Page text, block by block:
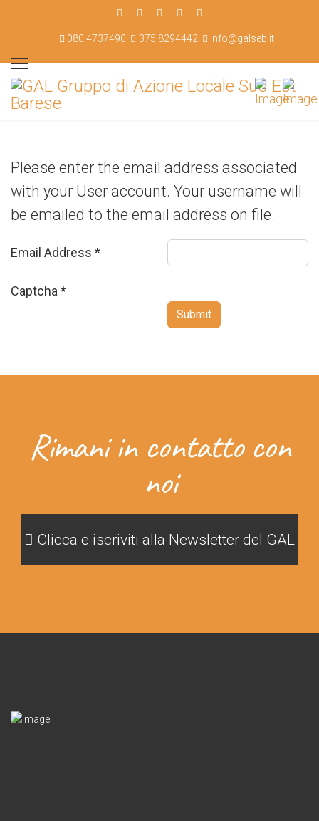
080 4737490 375 8294442 info@galseb.it
Please enter the email address associated
with your User account. Your username will
be emailed to the email address on file.
Email Address *
Captcha *
Submit
Rimani in contatto con
noi
Clicca e iscriviti alla Newsletter del GAL